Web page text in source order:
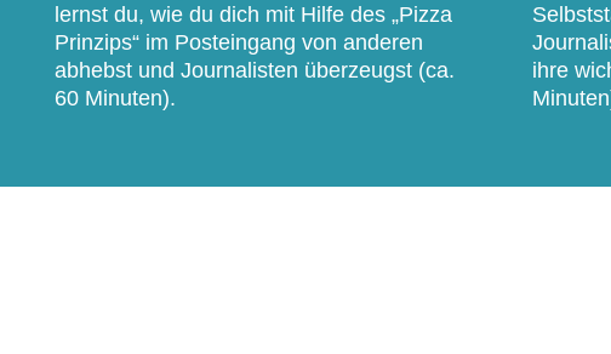
lernst du, wie du dich mit Hilfe des „Pizza
Prinzips“ im Posteingang von anderen
abhebst und Journalisten überzeugst (ca.
60 Minuten).
ihre